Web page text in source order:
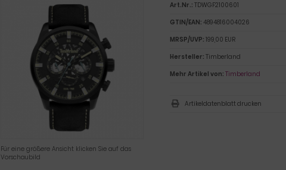
Für eine größere Ansicht klicken Sie auf das
Vorschaubild
Art.Nr.: TDWGF2100601
GTIN/EAN: 4894816004026
MRSP/UVP: 199,00 EUR
Hersteller: Timberland
Mehr Artikel von: Timberland
Artikeldatenblatt drucken